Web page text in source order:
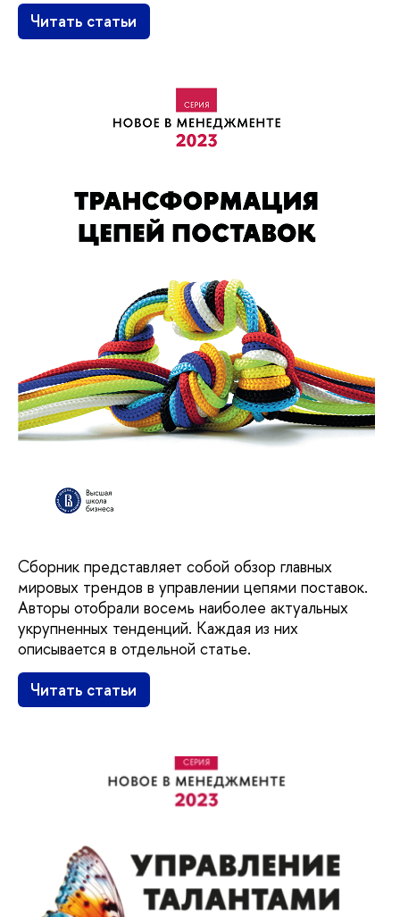
Читать статьи
Сборник представляет собой обзор главных
мировых трендов в управлении цепями поставок.
Авторы отобрали восемь наиболее актуальных
укрупненных тенденций. Каждая из них
описывается в отдельной статье.
Читать статьи